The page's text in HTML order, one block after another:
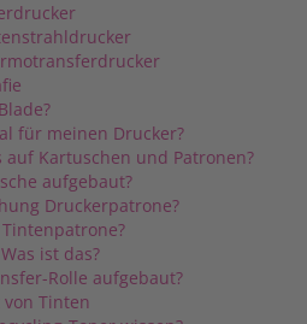
für meinen Drucker?
Kartuschen und Patronen?
aufgebaut?
Druckerpatrone?
ist das?
Rolle aufgebaut?
Tinten